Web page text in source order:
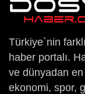
Türkiye`nin
haber portalı.
ve dünyadan
ekonomi, spor,